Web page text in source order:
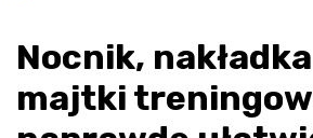
Nocnik,
majtki